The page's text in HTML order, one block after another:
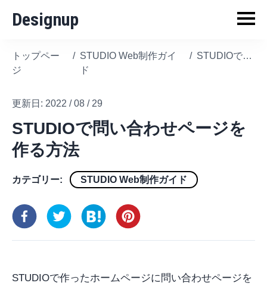
Designup
トップペー
ジ
/ STUDIO Web制作ガイ
ド
/ STUDIOで問い合わせページを作る方法
更新日: 2022 / 08 / 29
STUDIOで問い合わせページを
作る方法
カテゴリー: STUDIO Web制作ガイド
STUDIOで作ったホームページに問い合わせページを